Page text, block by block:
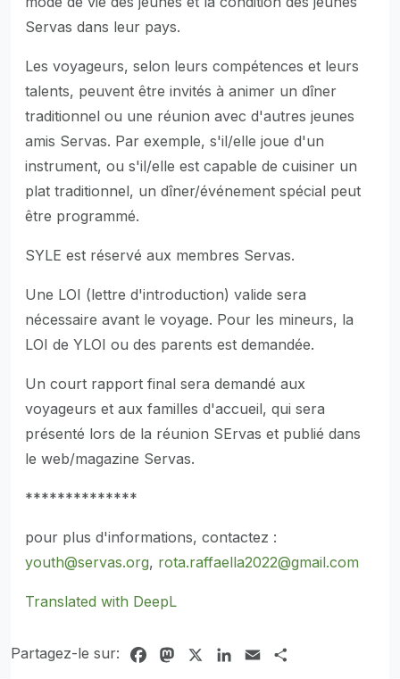
Servas dans leur pays.
Les voyageurs, selon leurs compétences et leurs
talents, peuvent être invités à animer un dîner
traditionnel ou une réunion avec d'autres jeunes
amis Servas. Par exemple, s'il/elle joue d'un
instrument, ou s'il/elle est capable de cuisiner un
plat traditionnel, un dîner/événement spécial peut
être programmé.
SYLE est réservé aux membres Servas.
Une LOI (lettre d'introduction) valide sera
nécessaire avant le voyage. Pour les mineurs, la
LOI de YLOI ou des parents est demandée.
Un court rapport final sera demandé aux
voyageurs et aux familles d'accueil, qui sera
présenté lors de la réunion SErvas et publié dans
le web/magazine Servas.
**************
pour plus d'informations, contactez :
youth@servas.org, rota.raffaella2022@gmail.com
Translated with DeepL
Partagez-le sur: FacebookMastodonLinkedIn
Email